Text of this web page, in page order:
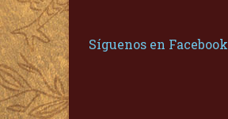
Síguenos en Facebook